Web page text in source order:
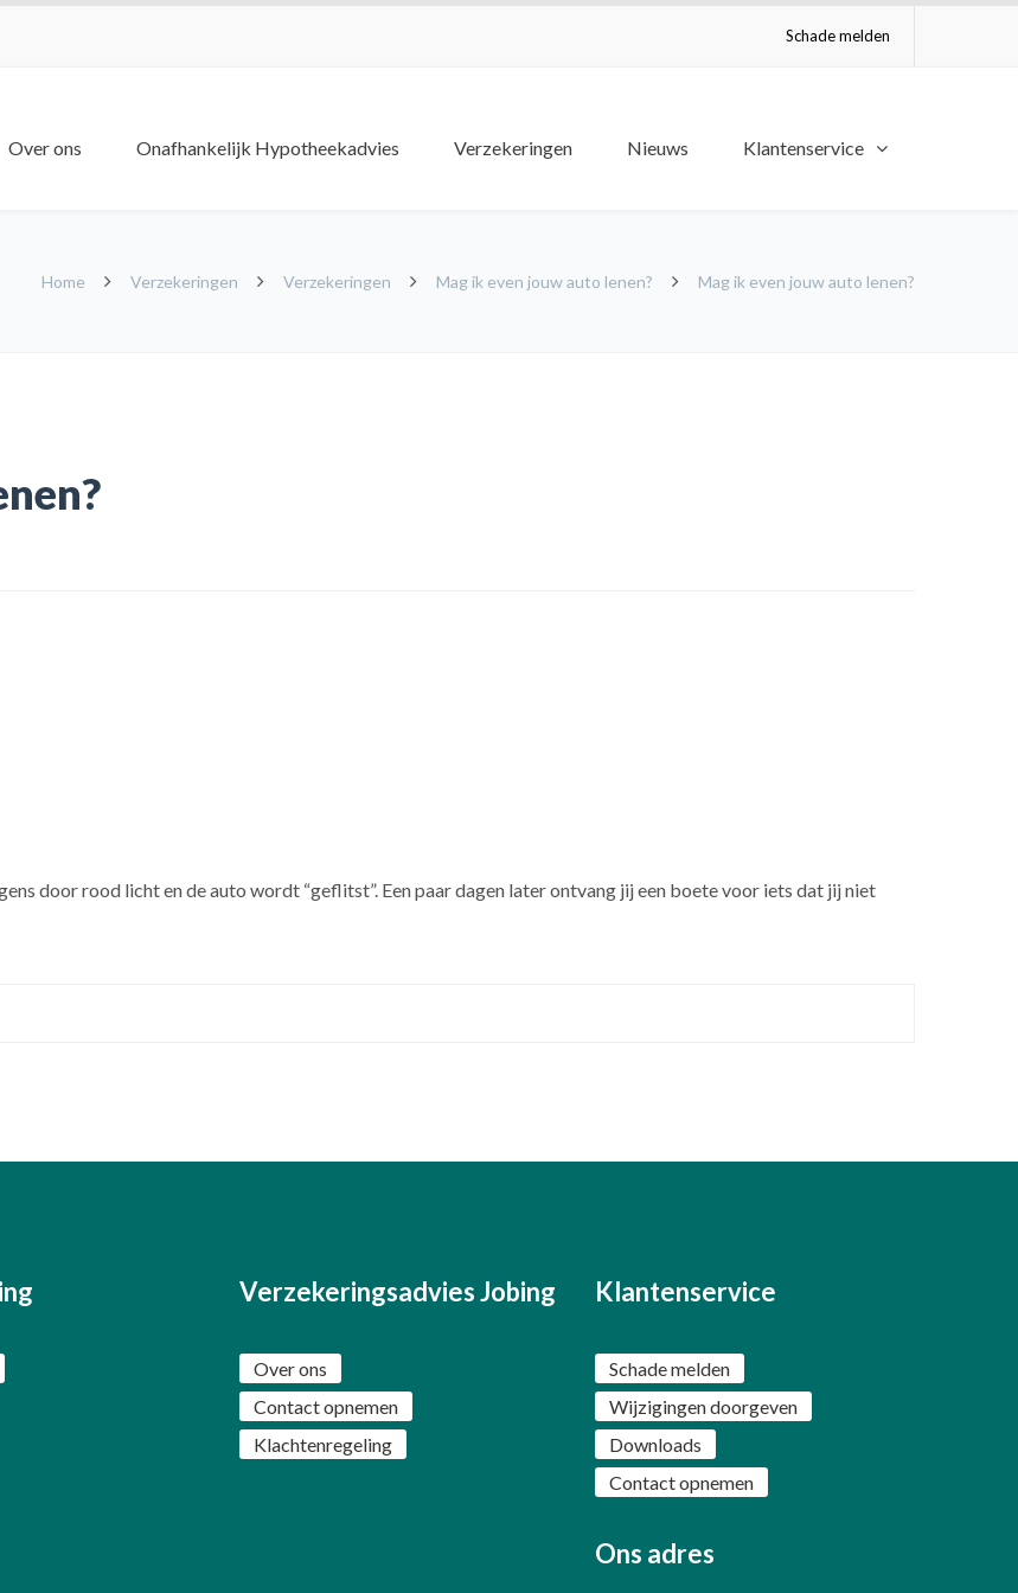
Schade melden
Over ons Onafhankelijk Hypotheekadvies Verzekeringen Nieuws Klantenservice
Home Verzekeringen Verzekeringen Mag ik even jouw auto lenen? Mag ik even jouw auto lenen?
door rood licht en de auto wordt “geflitst”. Een paar dagen later ontvang jij een boete voor iets dat jij niet
Verzekeringsadvies Jobing
Over ons
Contact opnemen
Klachtenregeling
Klantenservice
Schade melden
Wijzigingen doorgeven
Downloads
Contact opnemen
Ons adres